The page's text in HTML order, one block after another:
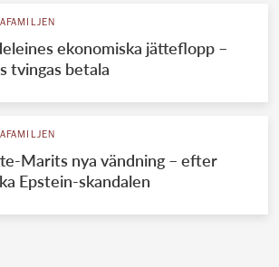
ekonomiska jätteflopp –
tvingas betala
Marits nya vändning – efter
Epstein-skandalen